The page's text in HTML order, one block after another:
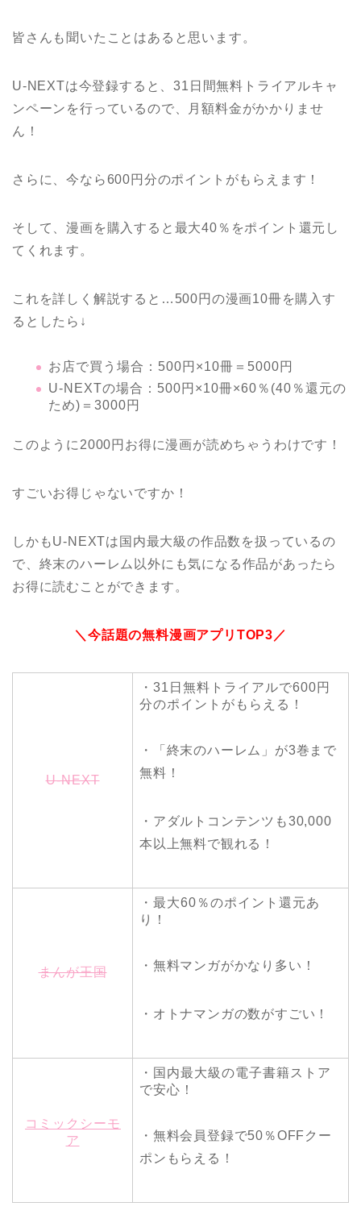
皆さんも聞いたことはあると思います。
U-NEXTは今登録すると、31日間無料トライアルキャ
ンペーンを行っているので、月額料金がかかりませ
ん！
さらに、今なら600円分のポイントがもらえます！
そして、漫画を購入すると最大40％をポイント還元し
てくれます。
これを詳しく解説すると…500円の漫画10冊を購入す
るとしたら↓
お店で買う場合：500円×10冊＝5000円
U-NEXTの場合：500円×10冊×60％(40％還元の
ため)＝3000円
このように2000円お得に漫画が読めちゃうわけです！
すごいお得じゃないですか！
しかもU-NEXTは国内最大級の作品数を扱っているの
で、終末のハーレム以外にも気になる作品があったら
お得に読むことができます。
＼今話題の無料漫画アプリTOP3／
U-NEXT
・31日無料トライアルで600円
分のポイントがもらえる！
・「終末のハーレム」が3巻まで
無料！
・アダルトコンテンツも30,000
本以上無料で観れる！
まんが王国
・最大60％のポイント還元あ
り！
・無料マンガがかなり多い！
・オトナマンガの数がすごい！
コミックシーモ
ア
・国内最大級の電子書籍ストア
で安心！
・無料会員登録で50％OFFクー
ポンもらえる！